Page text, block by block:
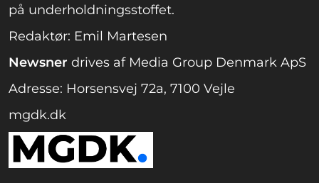
på underholdningsstoffet.
Redaktør: Emil Martesen
Newsner drives af Media Group Denmark ApS
Adresse: Horsensvej 72a, 7100 Vejle
mgdk.dk